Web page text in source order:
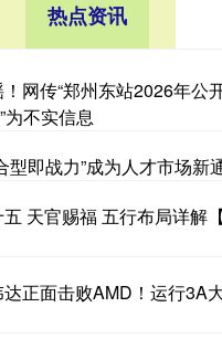
热点资讯
网传“郑州东站2026年公
为不实信息
型即战力”成为人才市场新
天官赐福 五行布局详解
正面击败AMD！运行3A